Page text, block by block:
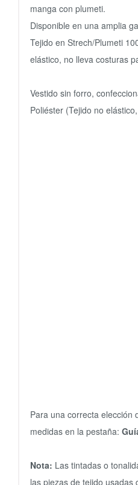
manga con plumeti.
Disponible en una amplia
Tejido en Strech/Plumeti
elástico, no lleva costuras
Vestido sin forro,
Poliéster (Tejido no
Para una correcta elección
medidas en la pestaña:
Nota: Las tintadas o
las piezas de tejido usadas